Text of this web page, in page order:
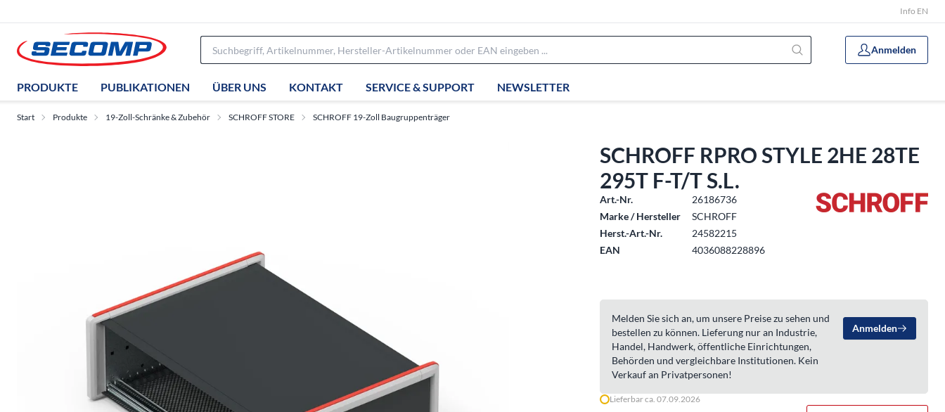
Info EN
Anmelden
PRODUKTE PUBLIKATIONEN ÜBER UNS KONTAKT SERVICE & SUPPORT NEWSLETTER
Start Produkte 19-Zoll-Schränke & Zubehör SCHROFF STORE SCHROFF 19-Zoll Baugruppenträger
SCHROFF RPRO STYLE 2HE 28TE
295T F-T/T S.L.
Art.-Nr.
26186736
Marke / Hersteller
SCHROFF
Herst.-Art.-Nr.
24582215
EAN
4036088228896
Melden Sie sich an, um unsere Preise zu sehen und
bestellen zu können. Lieferung nur an Industrie,
Handel, Handwerk, öffentliche Einrichtungen,
Behörden und vergleichbare Institutionen. Kein
Verkauf an Privatpersonen!
Anmelden
Lieferbar ca. 07.09.2026